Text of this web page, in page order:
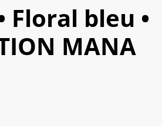
Floral bleu •
MANA